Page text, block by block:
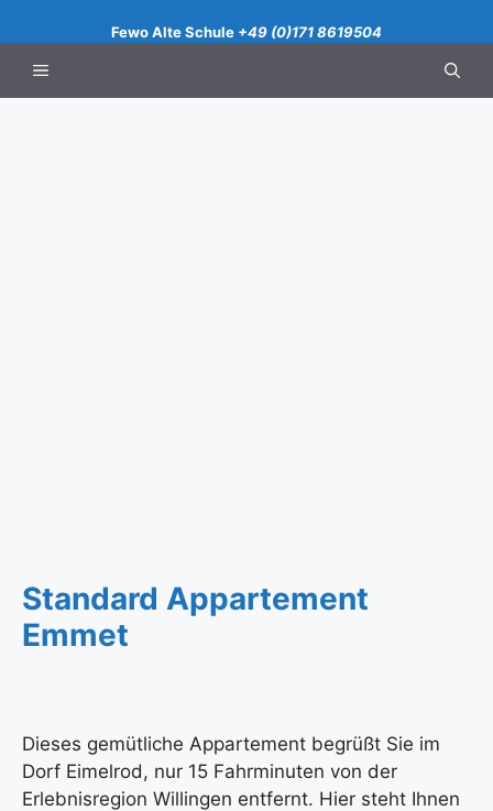
Inhalt
springen
Fewo Alte Schule +49 (0)171 8619504
Menü
Standard Appartement
Emmet
Dieses gemütliche Appartement begrüßt Sie im
Dorf Eimelrod, nur 15 Fahrminuten von der
Erlebnisregion Willingen entfernt. Hier steht Ihnen